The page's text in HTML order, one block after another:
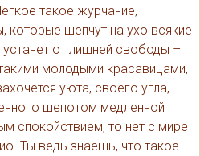
такое журчание,
которые шепчут на ухо всякие
устанет от лишней свободы –
молодыми красавицами,
уюта, своего угла,
шепотом медленной
спокойствием, то нет с мире
Ты ведь знаешь, что такое